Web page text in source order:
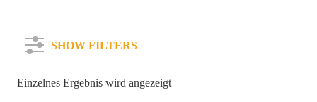
SHOW FILTERS
Einzelnes Ergebnis wird angezeigt